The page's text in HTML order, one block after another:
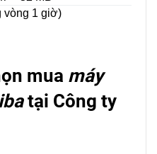
vòng 1 giờ)
mua máy
tại Công ty